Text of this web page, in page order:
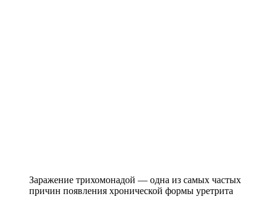
Заражение трихомонадой — одна из самых частых
причин появления хронической формы уретрита